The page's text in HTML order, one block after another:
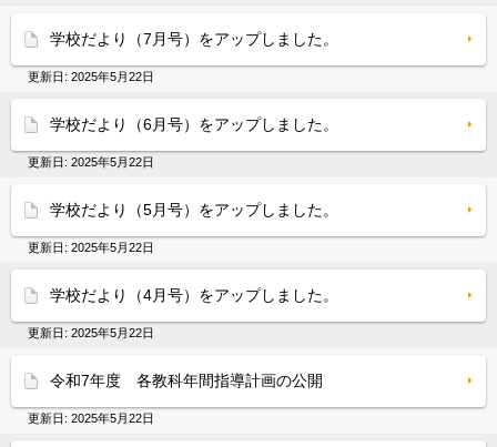
学校だより（7月号）をアップしました。
更新日: 2025年5月22日
学校だより（6月号）をアップしました。
更新日: 2025年5月22日
学校だより（5月号）をアップしました。
更新日: 2025年5月22日
学校だより（4月号）をアップしました。
更新日: 2025年5月22日
令和7年度 各教科年間指導計画の公開
更新日: 2025年5月22日